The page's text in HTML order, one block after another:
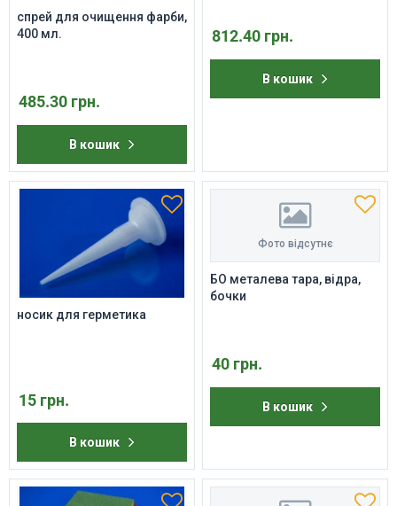
спрей для очищення фарби,
400 мл.
485.30 грн.
В кошик
812.40 грн.
В кошик
носик для герметика
15 грн.
В кошик
Фото відсутнє
БО металева тара, відра,
бочки
40 грн.
В кошик